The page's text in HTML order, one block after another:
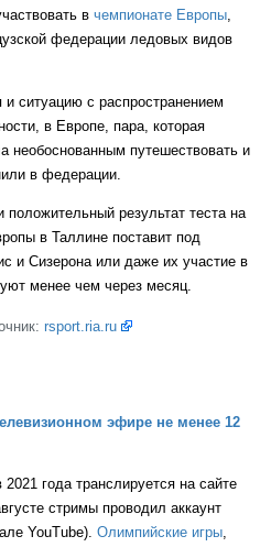
в чемпионате Европы,
федерации ледовых видов
ситуацию с распространением
в Европе, пара, которая
необоснованным путешествовать и
в федерации.
положительный результат теста на
в Таллине поставит под
и Сизерона или даже их участие в
менее чем через месяц.
rsport.ria.ru
эфире не менее 12
года транслируется на сайте
стримы проводил аккаунт
YouTube). Олимпийские игры,